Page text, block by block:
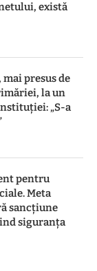
există
presus de
la un
„S-a
pentru
Meta
sancțiune
siguranța